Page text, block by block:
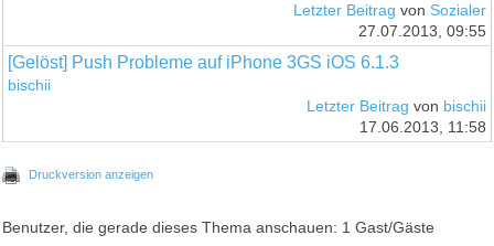
Letzter Beitrag von Sozialer
27.07.2013, 09:55
[Gelöst] Push Probleme auf iPhone 3GS iOS 6.1.3
bischii
Letzter Beitrag von bischii
17.06.2013, 11:58
Druckversion anzeigen
Benutzer, die gerade dieses Thema anschauen: 1 Gast/Gäste